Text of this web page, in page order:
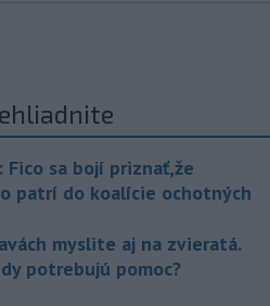
Fico sa bojí priznať,že
patrí do koalície ochotných
myslite aj na zvieratá.
potrebujú pomoc?